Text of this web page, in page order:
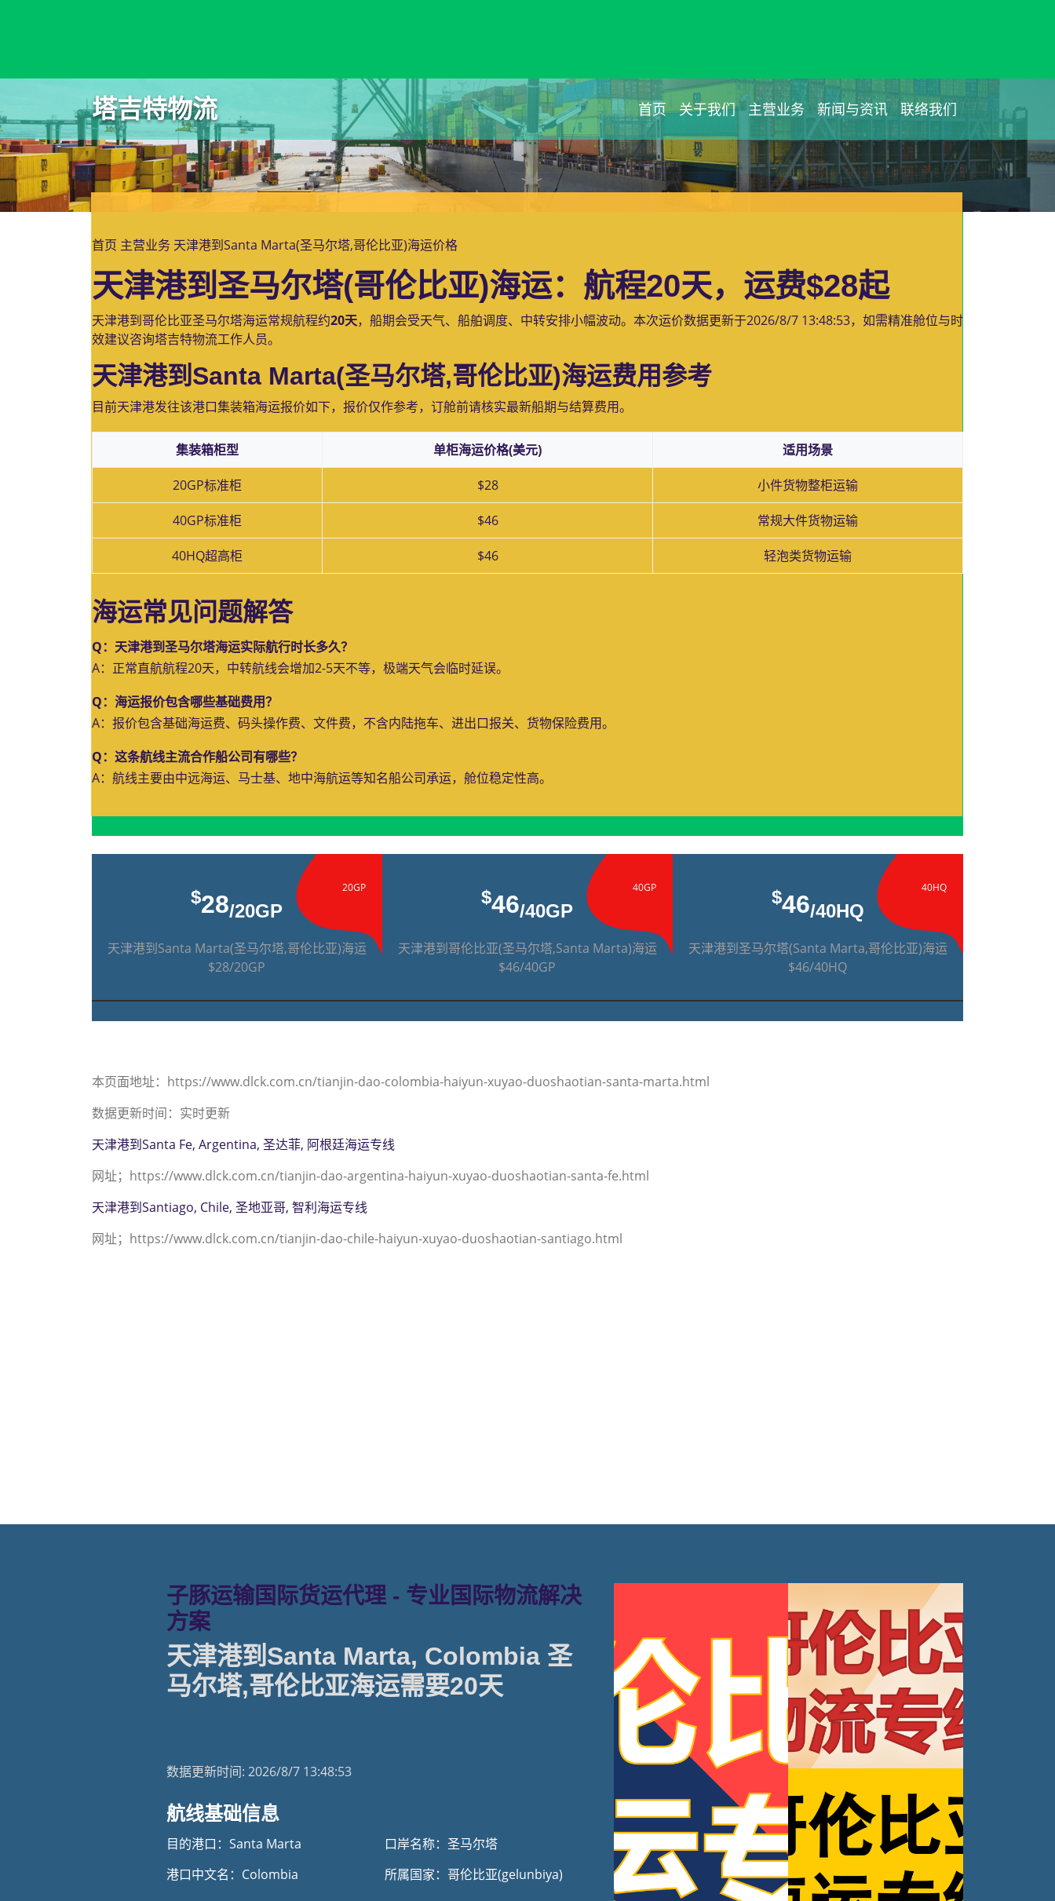
塔吉特物流 首页 关于我们 主营业务 新闻与资讯 联络我们
首页 主营业务 天津港到Santa Marta(圣马尔塔,哥伦比亚)海运价格
天津港到圣马尔塔(哥伦比亚)海运：航程20天，运费$28起
天津港到哥伦比亚圣马尔塔海运常规航程约20天，船期会受天气、船舶调度、中转安排小幅波动。本次运价数据更新于2026/8/7 13:48:53，如需精准舱位与时
效建议咨询塔吉特物流工作人员。
天津港到Santa Marta(圣马尔塔,哥伦比亚)海运费用参考
目前天津港发往该港口集装箱海运报价如下，报价仅作参考，订舱前请核实最新船期与结算费用。
集装箱柜型 单柜海运价格(美元) 适用场景
20GP标准柜 $28 小件货物整柜运输
40GP标准柜 $46 常规大件货物运输
40HQ超高柜 $46 轻泡类货物运输
海运常见问题解答
Q：天津港到圣马尔塔海运实际航行时长多久？
A：正常直航航程20天，中转航线会增加2-5天不等，极端天气会临时延误。
Q：海运报价包含哪些基础费用？
A：报价包含基础海运费、码头操作费、文件费，不含内陆拖车、进出口报关、货物保险费用。
Q：这条航线主流合作船公司有哪些？
A：航线主要由中远海运、马士基、地中海航运等知名船公司承运，舱位稳定性高。
20GP
$28/20GP
天津港到Santa Marta(圣马尔塔,哥伦比亚)海运
$28/20GP
40GP
$46/40GP
天津港到哥伦比亚(圣马尔塔,Santa Marta)海运
$46/40GP
40HQ
$46/40HQ
天津港到圣马尔塔(Santa Marta,哥伦比亚)海运
$46/40HQ
本页面地址：https://www.dlck.com.cn/tianjin-dao-colombia-haiyun-xuyao-duoshaotian-santa-marta.html
数据更新时间：实时更新
天津港到Santa Fe, Argentina, 圣达菲, 阿根廷海运专线
网址；https://www.dlck.com.cn/tianjin-dao-argentina-haiyun-xuyao-duoshaotian-santa-fe.html
天津港到Santiago, Chile, 圣地亚哥, 智利海运专线
网址；https://www.dlck.com.cn/tianjin-dao-chile-haiyun-xuyao-duoshaotian-santiago.html
子豚运输国际货运代理 - 专业国际物流解决
方案
天津港到Santa Marta, Colombia 圣
马尔塔,哥伦比亚海运需要20天
数据更新时间: 2026/8/7 13:48:53
航线基础信息
目的港口：Santa Marta
港口中文名：Colombia
口岸名称：圣马尔塔
所属国家：哥伦比亚(gelunbiya)